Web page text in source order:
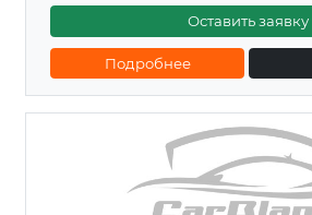
Оставить заявку
Подробнее